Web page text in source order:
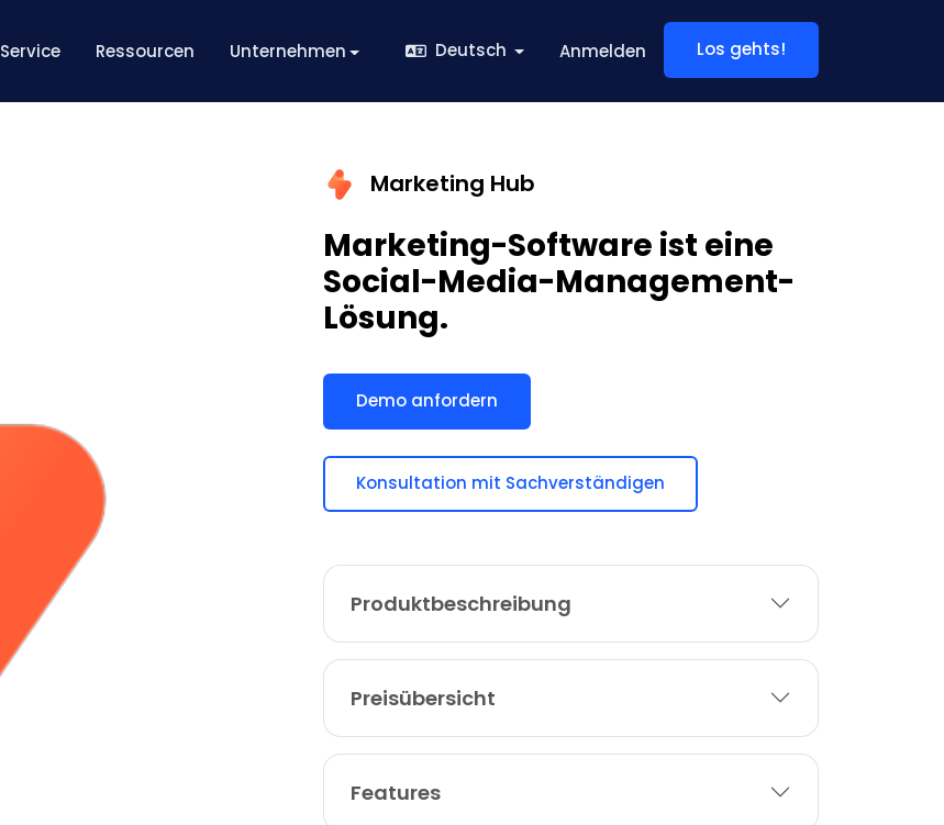
Service Ressourcen Unternehmen Deutsch Anmelden Los gehts!
Marketing Hub
Marketing-Software ist eine
Social-Media-Management-
Lösung.
Demo anfordern
Konsultation mit Sachverständigen
Produktbeschreibung
Preisübersicht
Features